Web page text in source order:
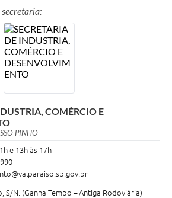
COMÉRCIO E
PINHO
e 13h às 17h
S/N. (Ganha Tempo – Antiga Rodoviária)